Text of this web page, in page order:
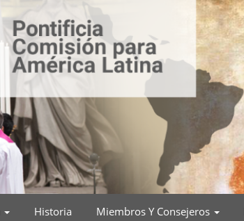
Historia Miembros Y Consejeros